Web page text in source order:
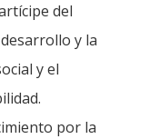
del
y la
y el
por la